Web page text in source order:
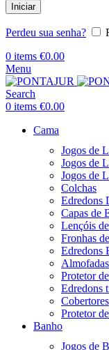
Iniciar
Perdeu sua senha?
0 items €0.00
Menu
Search
0 items €0.00
Cama
Jogos de
Jogos de
Jogos de
Colchas
Edredons
Capas de
Lençóis
Fronhas
Edredons
Protetor
Edredons
Cobertores
Protetor
Banho
Jogos de